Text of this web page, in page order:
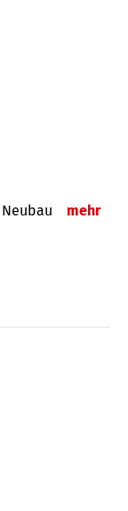
mehr